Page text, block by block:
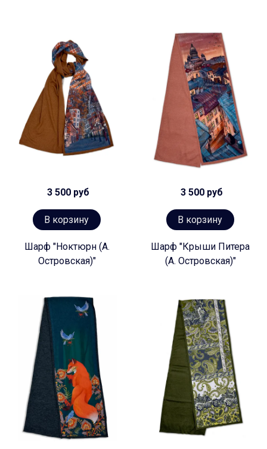
3 500 руб
В корзину
Шарф "Ноктюрн (А.
Островская)"
3 500 руб
В корзину
Шарф "Крыши Питера
(А. Островская)"